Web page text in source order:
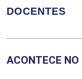
DOCENTES
ANA
ACONTECE NO